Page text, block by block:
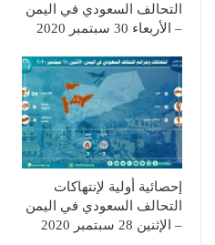
التحالف السعودي في اليمن
– الأربعاء 30 سبتمبر 2020
إحصائية أولية لإنتهاكات
التحالف السعودي في اليمن
– الإثنين 28 سبتمبر 2020